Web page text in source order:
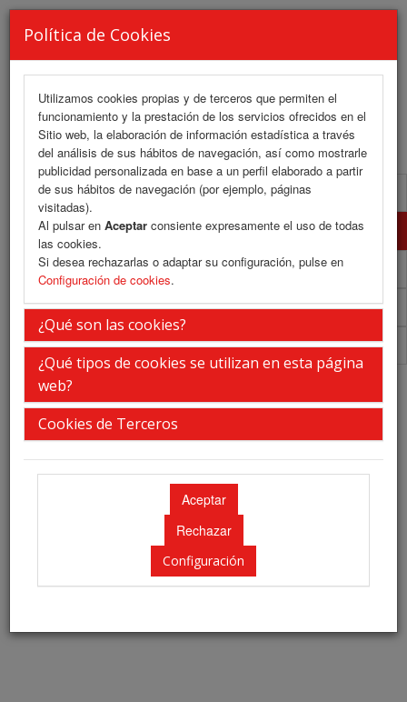
Política de Cookies
Utilizamos cookies propias y de terceros que permiten el
funcionamiento y la prestación de los servicios ofrecidos en el
Sitio web, la elaboración de información estadística a través
del análisis de sus hábitos de navegación, así como mostrarle
publicidad personalizada en base a un perfil elaborado a partir
de sus hábitos de navegación (por ejemplo, páginas
visitadas).
Al pulsar en Aceptar consiente expresamente el uso de todas
las cookies.
Si desea rechazarlas o adaptar su configuración, pulse en
Configuración de cookies.
¿Qué son las cookies?
¿Qué tipos de cookies se utilizan en esta página
web?
Cookies de Terceros
Configuración
MENU
Presentación
La ciudad
La sede
Secretaría Técnica
Información General
La Ciudad
Bienvenidos a Madrid
Este congreso está acogido al cumplimiento de los Códigos Éticos de
FENIN. En cumplimiento de los mismos, incluimos link a la página web
de la oficina de turismo de la ciudad de Madrid.